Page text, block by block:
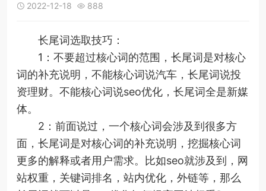
 2022-12-18  888
长尾词选取技巧：
1：不要超过核心词的范围，长尾词是对核心
词的补充说明，不能核心词说汽车，长尾词说投
资理财。不能核心词说seo优化，长尾词全是新媒
体。
2：前面说过，一个核心词会涉及到很多方
面，长尾词是对核心词的补充说明，挖掘核心词
更多的解释或者用户需求。比如seo就涉及到，网
站权重，关键词排名，站内优化，外链等，那么